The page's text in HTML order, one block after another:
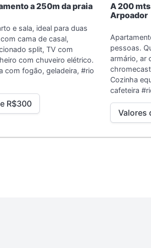
a 250m da praia
e sala, ideal para duas
cama de casal,
split, TV com
com chuveiro elétrico.
com fogão, geladeira,#rio
R$300
A 200
Arpoador
pessoas.
armário, ar
Cozinha
cafeteira
Valores